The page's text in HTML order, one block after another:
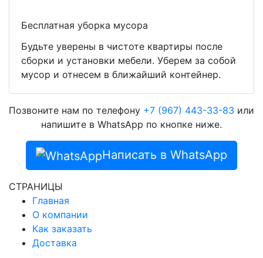
Бесплатная уборка мусора
Будьте уверены в чистоте квартиры после
сборки и установки мебели. Уберем за собой
мусор и отнесем в ближайший контейнер.
Позвоните нам по телефону +7 (967) 443-33-83 или
напишите в WhatsApp по кнопке ниже.
Написать в WhatsApp
СТРАНИЦЫ
Главная
О компании
Как заказать
Доставка